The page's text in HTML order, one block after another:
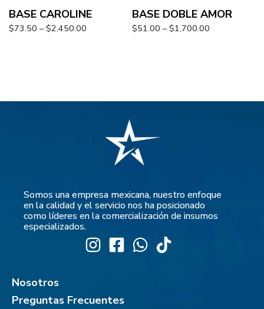
BASE CAROLINE
$73.50 – $2,450.00
BASE DOBLE AMOR
$51.00 – $1,700.00
Somos una empresa mexicana, nuestro enfoque
en la calidad y el servicio nos ha posicionado
como líderes en la comercialización de insumos
especializados.
Nosotros
Preguntas Frecuentes